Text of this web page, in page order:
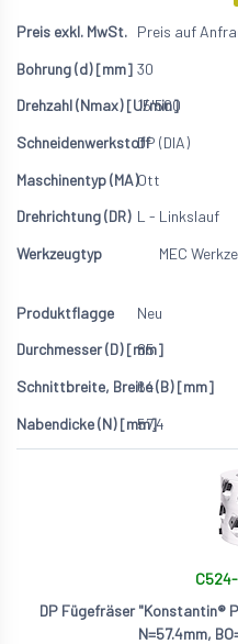
Preis auf
30
15'500
DP (DIA)
Ott
L - Linkslauf
MEC
Neu
85
64
57.4
DP Fügefräser "Konstantin®
N=57.4mm,